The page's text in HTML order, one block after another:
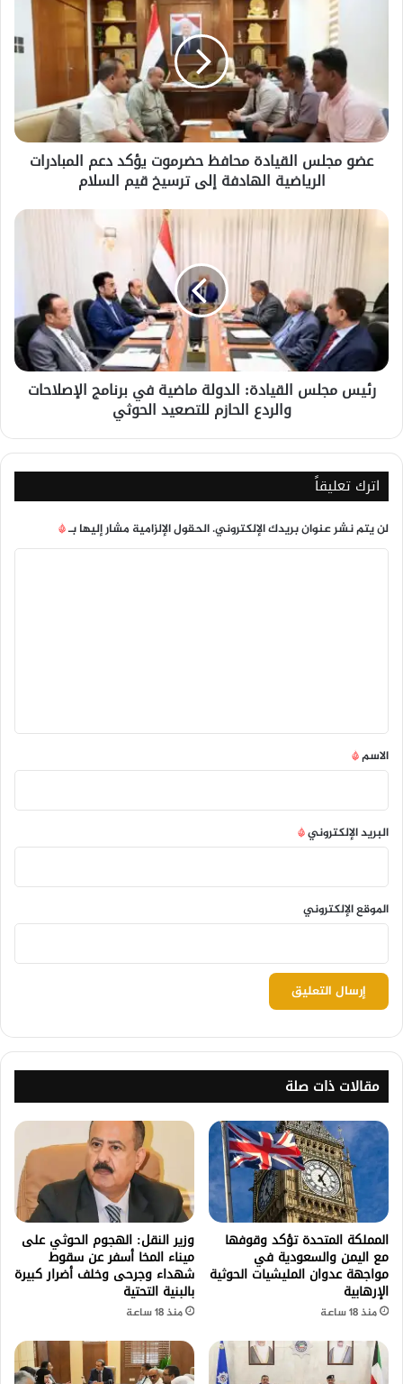
حضرموت
دعم
المبادرات
الرياضية
الهادفة
قيم
عضو مجلس القيادة محافظ حضرموت يؤكد دعم المبادرات
الرياضية الهادفة إلى ترسيخ قيم السلام
رئيس
ماضية
في
برنامج
الإصلاحات
والردع
الحازم
رئيس مجلس القيادة: الدولة ماضية في برنامج الإصلاحات
والردع الحازم للتصعيد الحوثي
اترك تعليقاً
لن يتم نشر عنوان بريدك الإلكتروني.الحقول الإلزامية مشار إليها بـ*
*
الاسم*
البريد الإلكتروني*
الموقع الإلكتروني
مقالات ذات صلة
المملكة المتحدة تؤكد وقوفها
مع اليمن والسعودية في
مواجهة عدوان المليشيات الحوثية
الإرهابية
منذ 18 ساعة
وزير النقل: الهجوم الحوثي على
ميناء المخا أسفر عن سقوط
شهداء وجرحى وخلف أضرار كبيرة
بالبنية التحتية
منذ 18 ساعة